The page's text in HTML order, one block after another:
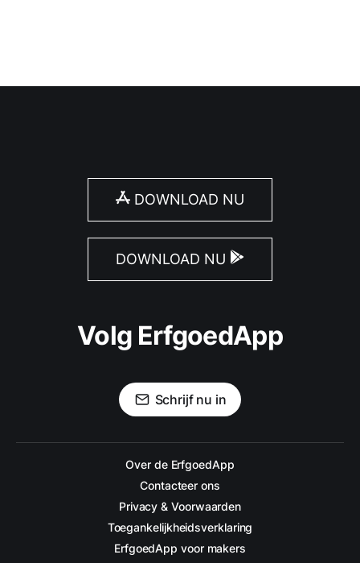
DOWNLOAD NU
DOWNLOAD NU
Volg ErfgoedApp
Schrijf nu in
Over de ErfgoedApp
Contacteer ons
Privacy & Voorwaarden
Toegankelijkheidsverklaring
ErfgoedApp voor makers